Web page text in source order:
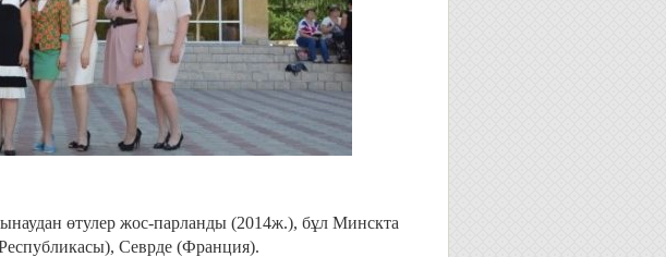
өтулер жос-парланды (2014ж.), бұл Минскта
Севрде (Франция).